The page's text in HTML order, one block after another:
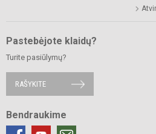
Pastebėjote klaidų?
Turite pasiūlymų?
RAŠYKITE
Bendraukime